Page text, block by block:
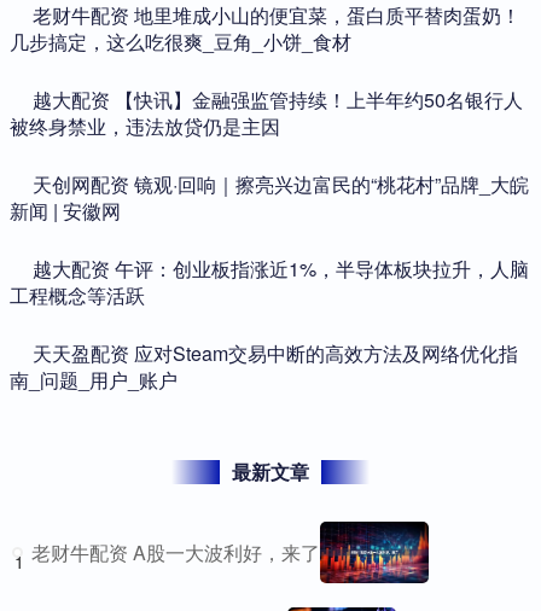
​老财牛配资 地里堆成小山的便宜菜，蛋白质平替肉蛋奶！
几步搞定，这么吃很爽_豆角_小饼_食材
​越大配资 【快讯】金融强监管持续！上半年约50名银行人
被终身禁业，违法放贷仍是主因
​天创网配资 镜观·回响｜擦亮兴边富民的“桃花村”品牌_大皖
新闻 | 安徽网
​越大配资 午评：创业板指涨近1%，半导体板块拉升，人脑
工程概念等活跃
​天天盈配资 应对Steam交易中断的高效方法及网络优化指
南_问题_用户_账户
最新文章
1 老财牛配资 A股一大波利好，来了